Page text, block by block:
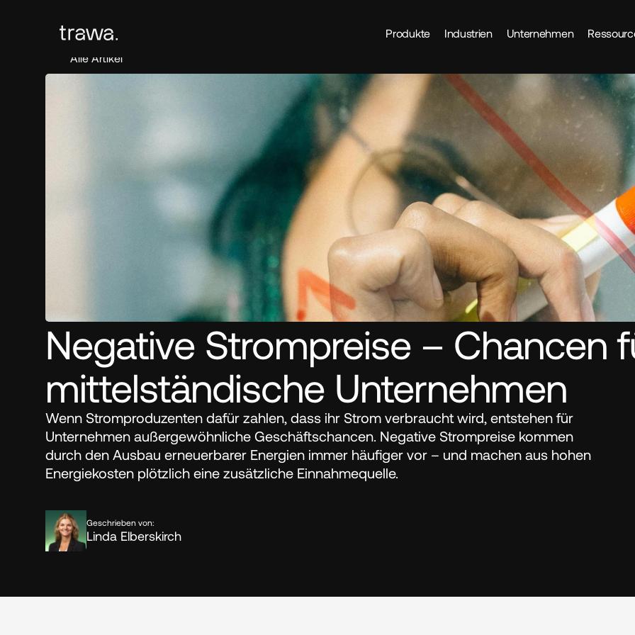
Produkte Industrien Unternehmen
Alle Artikel
Negative Strompreise – Chancen
mittelständische Unternehmen
Wenn Stromproduzenten dafür zahlen, dass ihr Strom verbraucht wird, entstehen für
Unternehmen außergewöhnliche Geschäftschancen. Negative Strompreise kommen
durch den Ausbau erneuerbarer Energien immer häufiger vor – und machen aus hohen
Energiekosten plötzlich eine zusätzliche Einnahmequelle.
Geschrieben von:
Linda Elberskirch